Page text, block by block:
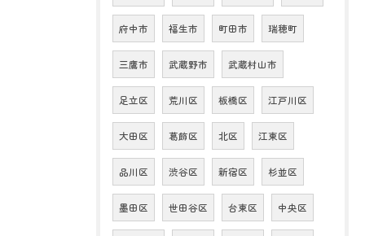
府中市 福生市 町田市 瑞穂町
三鷹市 武蔵野市 武蔵村山市
足立区 荒川区 板橋区 江戸川区
大田区 葛飾区 北区 江東区
品川区 渋谷区 新宿区 杉並区
墨田区 世田谷区 台東区 中央区